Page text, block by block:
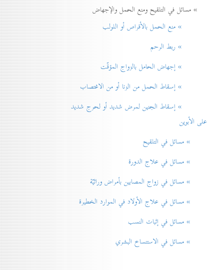
» مسائل في التلقيح ومنع الحمل والإجهاض
» منع الحمل بالأقراص أو اللولب
» ربط الرحم
» إجهاض الحامل بالزواج المؤقّت
» إسقاط الحمل من الزنا أو من الاغتصاب
» إسقاط الجنين لمرض شديد أو لحرج شديد
على الأبوين
» مسائل في التلقيح
» مسائل في علاج الدورة
» مسائل في زواج المصابين بأمراض وراثيّة
» مسائل في علاج الأولاد في الموارد الخطيرة
» مسائل في إثبات النسب
» مسائل في الاستنساخ البشري